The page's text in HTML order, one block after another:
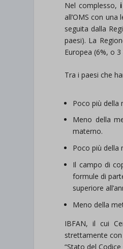
Nel complesso,
all’OMS con
seguita dalla
paesi). La
Europea (6%, o
Tra i paesi che
Poco più della
Meno della
materno.
Poco più della
Il campo di
formule di
superiore
Meno della
IBFAN, il cui
strettamente con
“Stato del Codice